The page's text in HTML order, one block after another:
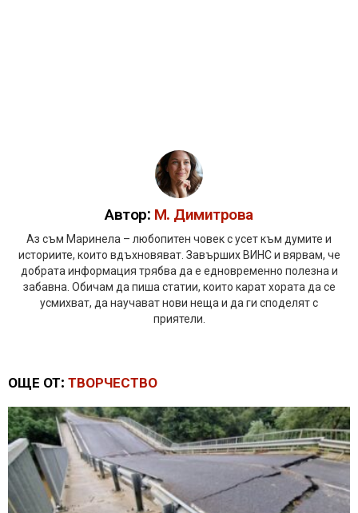
Автор: М. Димитрова
Аз съм Маринела – любопитен човек с усет към думите и
историите, които вдъхновяват. Завърших ВИНС и вярвам, че
добрата информация трябва да е едновременно полезна и
забавна. Обичам да пиша статии, които карат хората да се
усмихват, да научават нови неща и да ги споделят с
приятели.
ОЩЕ ОТ: ТВОРЧЕСТВО